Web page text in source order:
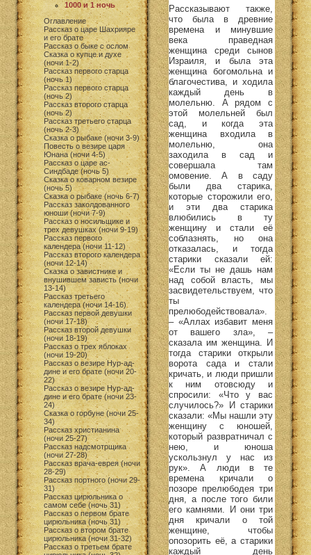
1000 и 1 ночь
Оглавление
Рассказ о царе Шахрияре
и его брате
Рассказ о быке с ослом
Сказка о купце и духе
(ночи 1-2)
Рассказ первого старца
(ночь 1)
Рассказ первого старца
(ночь 2)
Рассказ второго старца
(ночь 2)
Рассказ третьего старца
(ночь 2-3)
Сказка о рыбаке (ночи 3-9)
Повесть о везире царя
Юнана (ночи 4-5)
Рассказ о царе ас-
Синдбаде (ночь 5)
Сказка о коварном везире
(ночь 5)
Сказка о рыбаке (ночь 6-7)
Рассказ заколдованного
юноши (ночи 7-9)
Рассказ о носильщике и
трех девушках (ночи 9-19)
Рассказ первого
календера (ночи 11-12)
Рассказ второго календера
(ночи 12-14)
Сказка о завистнике и
внушившем зависть (ночи
13-14)
Рассказ третьего
календера (ночи 14-16)
Рассказ первой девушки
(ночи 17-18)
Рассказ второй девушки
(ночи 18-19)
Рассказ о трех яблоках
(ночи 19-20)
Рассказ о везире Нур-ад-
дине и его брате (ночи 20-
22)
Рассказ о везире Нур-ад-
дине и его брате (ночи 23-
24)
Сказка о горбуне (ночи 25-
34)
Рассказ христианина
(ночи 25-27)
Рассказ надсмотрщика
(ночи 27-28)
Рассказ врача-еврея (ночи
28-29)
Рассказ портного (ночи 29-
31)
Рассказ цирюльника о
самом себе (ночь 31)
Рассказ о первом брате
цирюльника (ночь 31)
Рассказ о втором брате
цирюльника (ночи 31-32)
Рассказ о третьем брате
Рассказывают также,
что была в древние
времена и минувшие
века праведная
женщина среди сынов
Израиля, и была эта
женщина богомольна и
благочестива, и ходила
каждый день в
молельню. А рядом с
этой молельней был
сад, и когда эта
женщина входила в
молельню, она
заходила в сад и
совершала там
омовение. А в саду
были два старика,
которые сторожили его,
и эти два старика
влюбились в ту
женщину и стали её
соблазнять, но она
отказалась, и тогда
старики сказали ей:
«Если ты не дашь нам
над собой власть, мы
засвидетельствуем, что
ты
прелюбодействовала».
– «Аллах избавит меня
от вашего зла», –
сказала им женщина. И
тогда старики открыли
ворота сада и стали
кричать, и люди пришли
к ним отовсюду и
спросили: «Что у вас
случилось?» И старики
сказали: «Мы нашли эту
женщину с юношей,
который развратничал с
нею, и юноша
ускользнул у нас из
рук». А люди в те
времена кричали о
позоре прелюбодея три
дня, а после того били
его камнями. И они три
дня кричали о той
женщине, чтобы
опозорить её, а старики
каждый день